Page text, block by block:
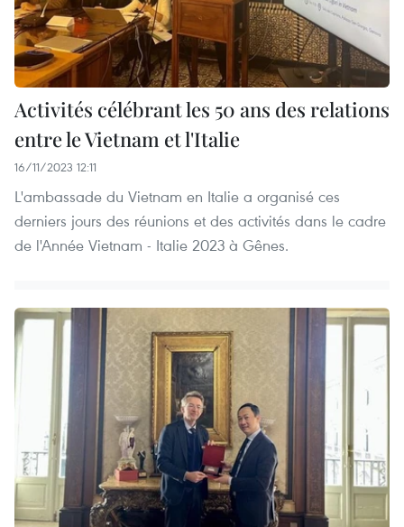
Activités célébrant les 50 ans des relations
entre le Vietnam et l'Italie
16/11/2023 12:11
L'ambassade du Vietnam en Italie a organisé ces
derniers jours des réunions et des activités dans le cadre
de l'Année Vietnam - Italie 2023 à Gênes.